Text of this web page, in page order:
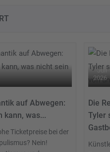
auf Abwegen:
kann, was...
Ticketpreise bei der
Nein!
Juli
2026
Die
Tyler